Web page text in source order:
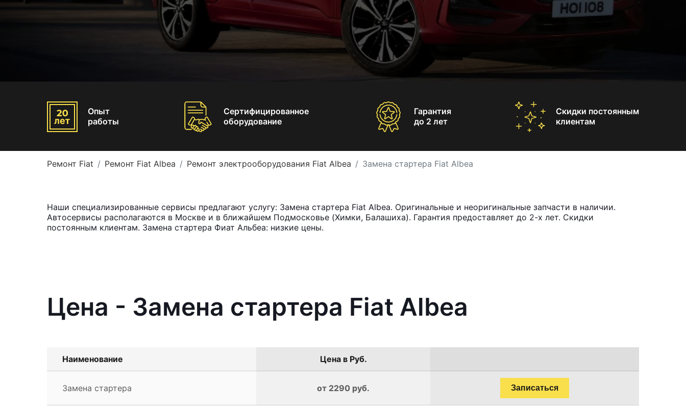
Опыт
работы
Сертифицированное
оборудование
Гарантия
до 2 лет
Скидки постоянным
клиентам
Ремонт Fiat Ремонт Fiat Albea Ремонт электрооборудования Fiat Albea Замена стартера Fiat Albea
Наши специализированные сервисы предлагают услугу: Замена стартера Fiat Albea. Оригинальные и неоригинальные запчасти в наличии.
Автосервисы располагаются в Москве и в ближайшем Подмосковье (Химки, Балашиха). Гарантия предоставляет до 2-х лет. Скидки
постоянным клиентам. Замена стартера Фиат Альбеа: низкие цены.
Цена - Замена стартера Fiat Albea
Наименование Цена в Руб.
Замена стартера от 2290 руб. Записаться